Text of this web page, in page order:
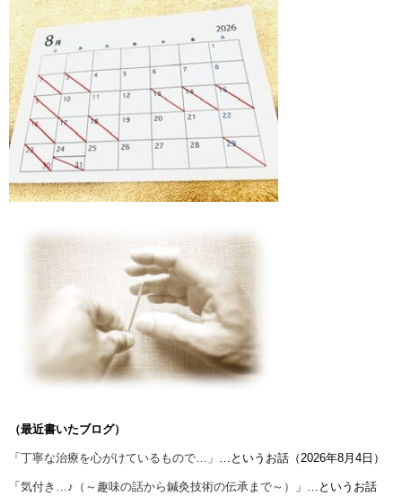
（最近書いたブログ）
「 丁寧な治療を心がけているもので…」 …というお話（2026年8月4日）
「 気付き…♪（～趣味の話から鍼灸技術の伝承まで～）
」…というお話